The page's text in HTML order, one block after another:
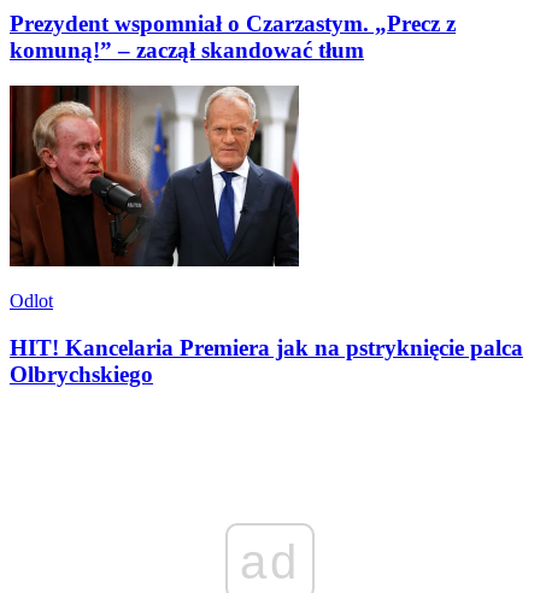
Prezydent wspomniał o Czarzastym. „Precz z
komuną!” – zaczął skandować tłum
Odlot
HIT! Kancelaria Premiera jak na pstryknięcie palca
Olbrychskiego
ad